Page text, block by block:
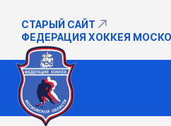
СТАРЫЙ САЙТ
ФЕДЕРАЦИЯ ХОККЕЯ